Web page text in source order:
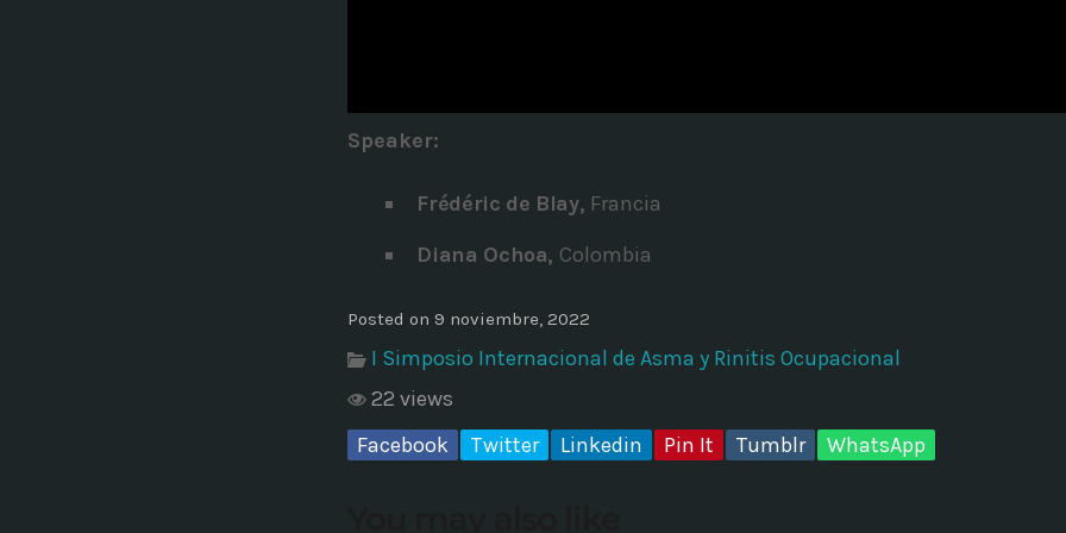
Noticia de personal salud 5
Time
Speaker:
Frédéric de Blay, Francia
Diana Ochoa, Colombia
Posted on 9 noviembre, 2022
I Simposio Internacional de Asma y Rinitis Ocupacional
22 views
Facebook
Twitter Linkedin Pin It Tumblr WhatsApp